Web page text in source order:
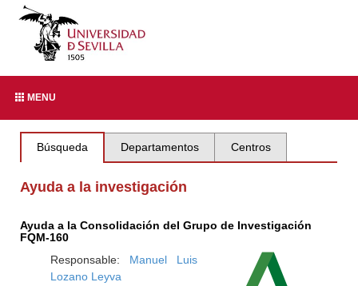
MENU
Búsqueda Departamentos Centros
Ayuda a la investigación
Ayuda a la Consolidación del Grupo de Investigación
FQM-160
Responsable: Manuel Luis
Lozano Leyva